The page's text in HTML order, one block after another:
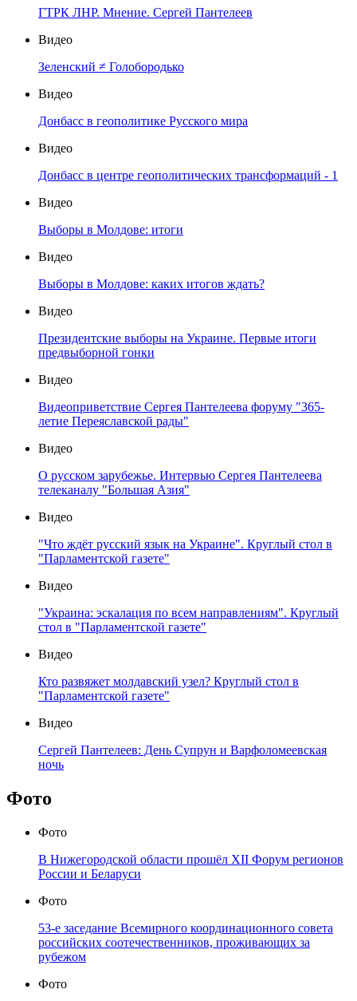
ГТРК ЛНР. Мнение. Сергей Пантелеев
Видео
Зеленский ≠ Голобородько
Видео
Донбасс в геополитике Русского мира
Видео
Донбасс в центре геополитических трансформаций - 1
Видео
Выборы в Молдове: итоги
Видео
Выборы в Молдове: каких итогов ждать?
Видео
Президентские выборы на Украине. Первые итоги
предвыборной гонки
Видео
Видеоприветствие Сергея Пантелеева форуму "365-
летие Переяславской рады"
Видео
О русском зарубежье. Интервью Сергея Пантелеева
телеканалу "Большая Азия"
Видео
"Что ждёт русский язык на Украине". Круглый стол в
"Парламентской газете"
Видео
"Украина: эскалация по всем направлениям". Круглый
стол в "Парламентской газете"
Видео
Кто развяжет молдавский узел? Круглый стол в
"Парламентской газете"
Видео
Сергей Пантелеев: День Супрун и Варфоломеевская
ночь
Фото
Фото
В Нижегородской области прошёл XII Форум регионов
России и Беларуси
Фото
53-е заседание Всемирного координационного совета
российских соотечественников, проживающих за
рубежом
Фото